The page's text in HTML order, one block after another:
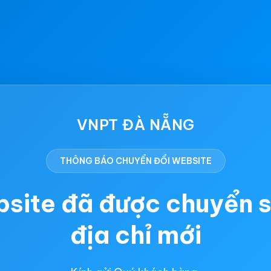
VNPT ĐÀ NẴNG
THÔNG BÁO CHUYỂN ĐỔI WEBSITE
đã được chuyển
địa chỉ mới